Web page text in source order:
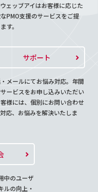
ェッブアイはお客様に応じた
PMO支援のサービスをご提
す。
サポート
メールにてお悩み対応。年間
ービスをお申し込みいただい
様には、個別にお問い合わせ
応、お悩みを解決いたしま
中のユーザ
ルの向上・